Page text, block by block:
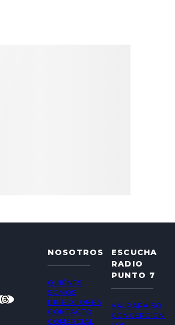
NOSOTROS
QUIÉNES
SOMOS
DIRECCIONES
CONTACTO
COMERCIAL
ESCUCHA
RADIO
PUNTO 7
VALPARAÍSO
CONCEPCIÓN